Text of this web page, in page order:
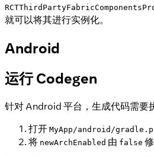
就可以将其进行实例化。
Android
运行 Codegen
针对 Android 平台，生成代码需要
打开 MyApp/android/
将 newArchEnabled 由 false